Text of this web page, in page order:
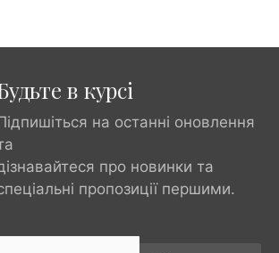
в курсі
на останні оновлення
про новинки та
пропозиції першими.